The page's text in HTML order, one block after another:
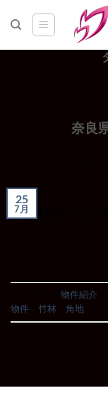
奈良
25
7月
奈良県橿原市古川
物件紹介
物件
竹林 角地